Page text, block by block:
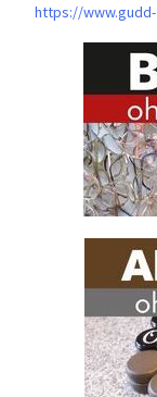
https://